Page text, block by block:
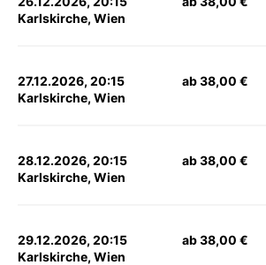
Karlskirche, Wien
27.12.2026, 20:15
Karlskirche, Wien
ab 38,00 €
28.12.2026, 20:15
Karlskirche, Wien
ab 38,00 €
29.12.2026, 20:15
Karlskirche, Wien
ab 38,00 €